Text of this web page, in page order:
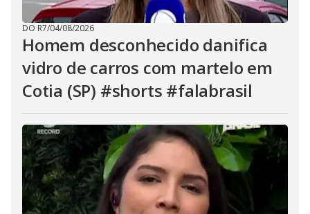
DO R7/04/08/2026
Homem desconhecido danifica
vidro de carros com martelo em
Cotia (SP) #shorts #falabrasil